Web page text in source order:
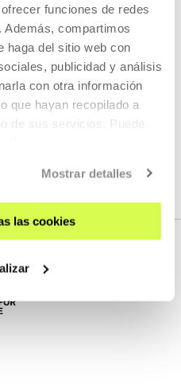
funciones de redes
compartimos
haga del sitio web con
publicidad y análisis
con otra información
que hayan recopilado a
de sus servicios. Puede
Mostrar detalles
las cookies
Dantzaz